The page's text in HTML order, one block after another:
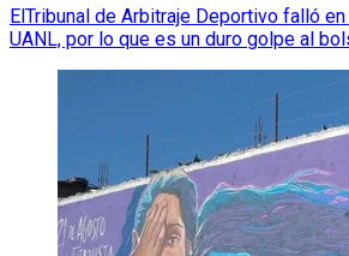
ElTribunal de Arbitraje Deportivo falló
UANL, por lo que es un duro golpe al